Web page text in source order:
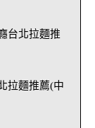
台北拉麵推
拉麵推薦(中